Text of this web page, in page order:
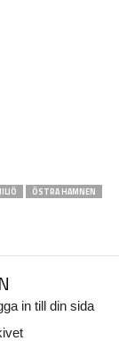
ÖSTRA HAMNEN
in till din sida